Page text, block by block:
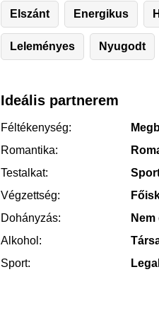
Elszánt Energikus
Leleményes Nyugodt
Ideális partnerem
Féltékenység:
Romantika:
Testalkat:
Végzettség:
Dohányzás:
Alkohol:
Sport: